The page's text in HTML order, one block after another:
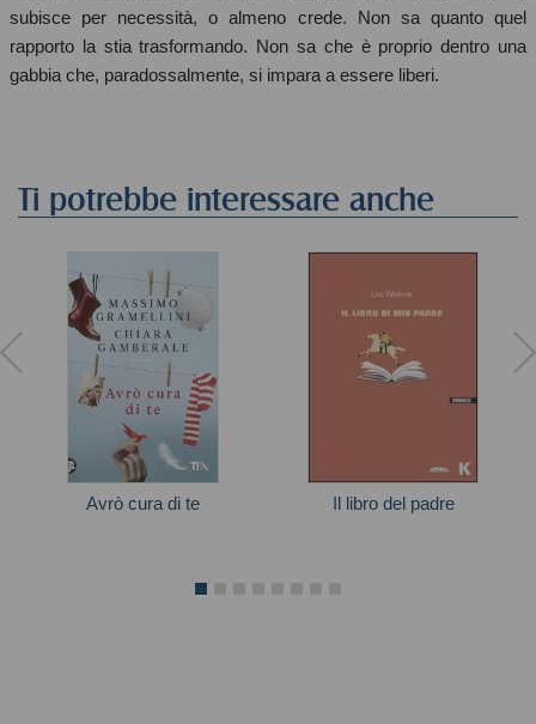
subisce per necessità, o almeno crede. Non sa quanto quel
rapporto la stia trasformando. Non sa che è proprio dentro una
gabbia che, paradossalmente, si impara a essere liberi.
Ti potrebbe interessare anche
Avrò cura di te Il libro del padre